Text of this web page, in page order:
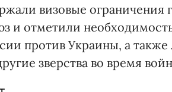
визовые ограничения
и отметили
против Украины, а
зверства во время